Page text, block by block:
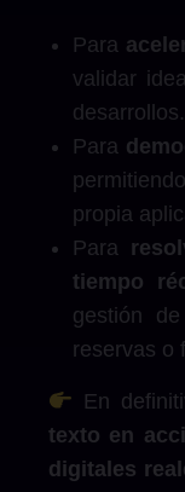
Para
validar
desarrollos.
Para
propia
Para
tiempo
gestión
reservas o
En
texto en
digitales